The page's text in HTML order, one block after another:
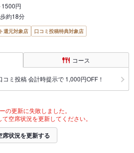
円
約18分
還元対象店
口コミ投稿特典対象店
コース
ミ投稿 会計時提示で 1,000円OFF！
の更新に失敗しました。
空席状況を更新してください。
席状況を更新する